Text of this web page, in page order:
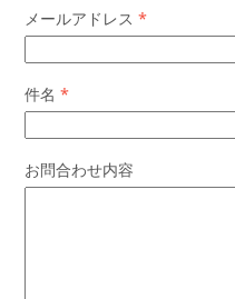
メールアドレス*
件名*
お問合わせ内容